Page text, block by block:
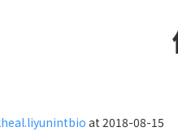
at 2018-08-15